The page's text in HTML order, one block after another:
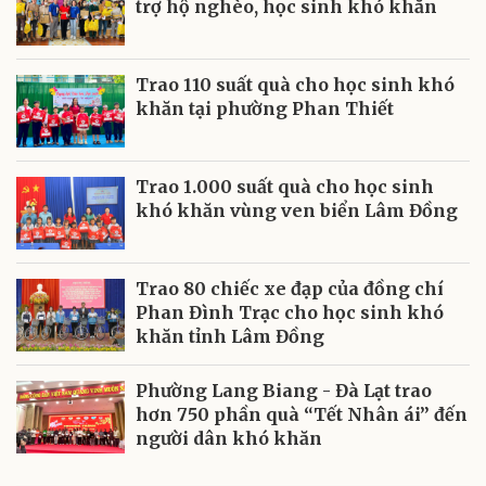
trợ hộ nghèo, học sinh khó khăn
Trao 110 suất quà cho học sinh khó
khăn tại phường Phan Thiết
Trao 1.000 suất quà cho học sinh
khó khăn vùng ven biển Lâm Đồng
Trao 80 chiếc xe đạp của đồng chí
Phan Đình Trạc cho học sinh khó
khăn tỉnh Lâm Đồng
Phường Lang Biang - Đà Lạt trao
hơn 750 phần quà “Tết Nhân ái” đến
người dân khó khăn